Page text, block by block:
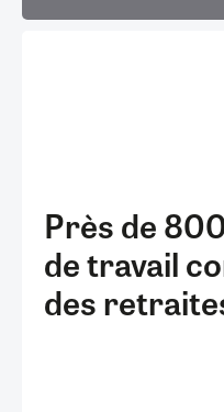
Près de
de travail
des